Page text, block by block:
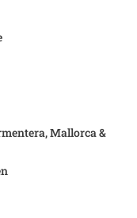
Mallorca &